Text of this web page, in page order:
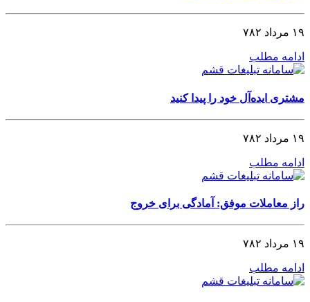
۱۹ مرداد ۷۸۲
ادامه مطلب
مشتری ایده‌آل خود را پیدا کنید
۱۹ مرداد ۷۸۲
ادامه مطلب
راز معاملات موفق: آمادگی برای خروج
۱۹ مرداد ۷۸۲
ادامه مطلب